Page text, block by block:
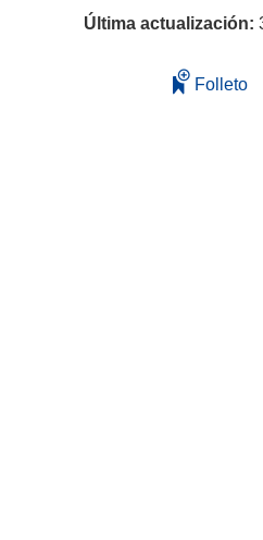
Última actualización:
Folleto